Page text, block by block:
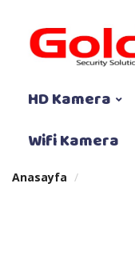
HD Kamera
Wifi Kamera
Anasayfa